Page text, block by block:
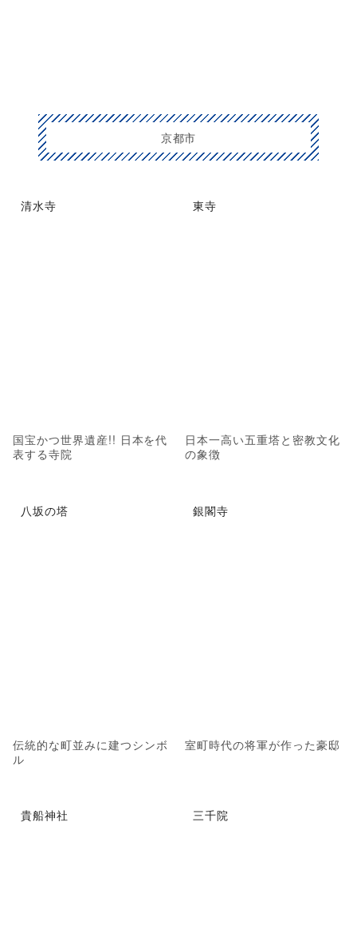
京都市
清水寺
国宝かつ世界遺産!! 日本を代
表する寺院
東寺
日本一高い五重塔と密教文化
の象徴
八坂の塔
伝統的な町並みに建つシンボ
ル
銀閣寺
室町時代の将軍が作った豪邸
貴船神社 三千院